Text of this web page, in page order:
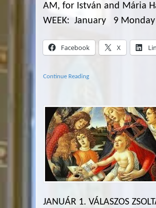
AM, for István and Mária
WEEK: January 9
Facebook X
Continue Reading
JANUÁR 1. VÁLASZOS